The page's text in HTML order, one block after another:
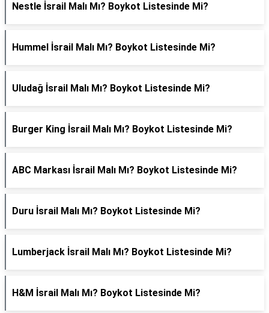
Nestle İsrail Malı Mı? Boykot Listesinde Mi?
Hummel İsrail Malı Mı? Boykot Listesinde Mi?
Uludağ İsrail Malı Mı? Boykot Listesinde Mi?
Burger King İsrail Malı Mı? Boykot Listesinde Mi?
ABC Markası İsrail Malı Mı? Boykot Listesinde Mi?
Duru İsrail Malı Mı? Boykot Listesinde Mi?
Lumberjack İsrail Malı Mı? Boykot Listesinde Mi?
H&M İsrail Malı Mı? Boykot Listesinde Mi?